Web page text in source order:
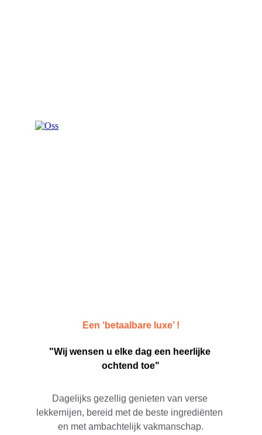
Een ‘betaalbare luxe’ !
"Wij wensen u elke dag een heerlijke
ochtend toe"
Dagelijks gezellig genieten van verse
lekkernijen, bereid met de beste ingrediënten
en met ambachtelijk vakmanschap.